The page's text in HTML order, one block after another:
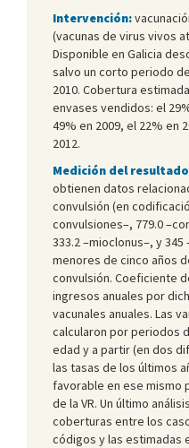
Intervención:
(vacunas de virus vivos
Disponible en Galicia
salvo un corto periodo
2010. Cobertura
envases vendidos: el
49% en 2009, el 22% en
2012.
Medición del
obtienen datos
convulsión (en
convulsiones–, 779.0
333.2 –mioclonus–, y
menores de cinco años
convulsión. Coeficiente
ingresos anuales por
vacunales anuales. Las
calcularon por periodos
edad y a partir (en dos
las tasas de los últimos
favorable en ese mismo
de la VR. Un último
coberturas entre los
códigos y las estimadas